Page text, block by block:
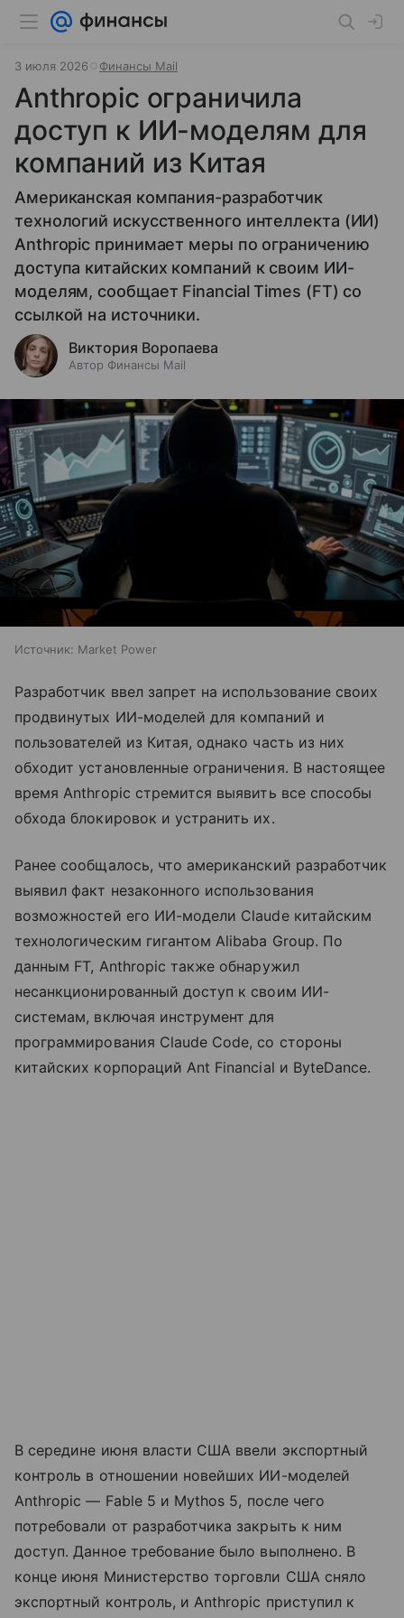
3 июля 2026 Финансы Mail
Anthropic ограничила
доступ к ИИ-моделям для
компаний из Китая
Американская компания-разработчик
технологий искусственного интеллекта (ИИ)
Anthropic принимает меры по ограничению
доступа китайских компаний к своим ИИ-
моделям, сообщает Financial Times (FT) со
ссылкой на источники.
Виктория Воропаева
Автор Финансы Mail
Источник: Market Power
Разработчик ввел запрет на использование своих
продвинутых ИИ-моделей для компаний и
пользователей из Китая, однако часть из них
обходит установленные ограничения. В настоящее
время Anthropic стремится выявить все способы
обхода блокировок и устранить их.
Ранее сообщалось, что американский разработчик
выявил факт незаконного использования
возможностей его ИИ-модели Claude китайским
технологическим гигантом Alibaba Group. По
данным FT, Anthropic также обнаружил
несанкционированный доступ к своим ИИ-
системам, включая инструмент для
программирования Claude Code, со стороны
китайских корпораций Ant Financial и ByteDance.
В середине июня власти США ввели экспортный
контроль в отношении новейших ИИ-моделей
Anthropic — Fable 5 и Mythos 5, после чего
потребовали от разработчика закрыть к ним
доступ. Данное требование было выполнено. В
конце июня Министерство торговли США сняло
экспортный контроль, и Anthropic приступил к